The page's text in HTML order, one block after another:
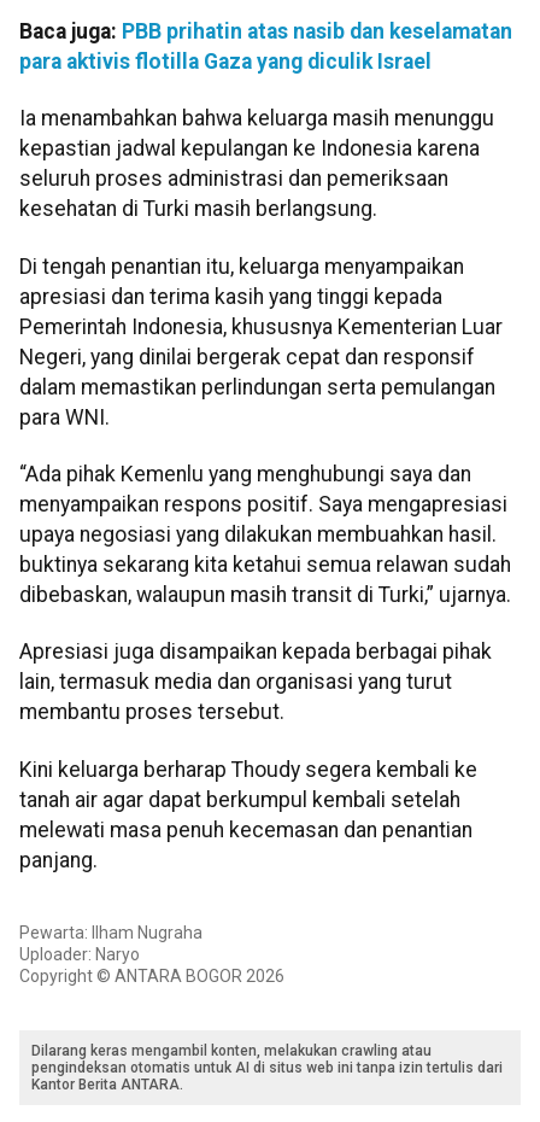
Baca juga: PBB prihatin atas nasib dan keselamatan
para aktivis flotilla Gaza yang diculik Israel
Ia menambahkan bahwa keluarga masih menunggu
kepastian jadwal kepulangan ke Indonesia karena
seluruh proses administrasi dan pemeriksaan
kesehatan di Turki masih berlangsung.
Di tengah penantian itu, keluarga menyampaikan
apresiasi dan terima kasih yang tinggi kepada
Pemerintah Indonesia, khususnya Kementerian Luar
Negeri, yang dinilai bergerak cepat dan responsif
dalam memastikan perlindungan serta pemulangan
para WNI.
“Ada pihak Kemenlu yang menghubungi saya dan
menyampaikan respons positif. Saya mengapresiasi
upaya negosiasi yang dilakukan membuahkan hasil.
buktinya sekarang kita ketahui semua relawan sudah
dibebaskan, walaupun masih transit di Turki,” ujarnya.
Apresiasi juga disampaikan kepada berbagai pihak
lain, termasuk media dan organisasi yang turut
membantu proses tersebut.
Kini keluarga berharap Thoudy segera kembali ke
tanah air agar dapat berkumpul kembali setelah
melewati masa penuh kecemasan dan penantian
panjang.
Pewarta: Ilham Nugraha
Uploader: Naryo
Copyright © ANTARA BOGOR 2026
Dilarang keras mengambil konten, melakukan crawling atau
pengindeksan otomatis untuk AI di situs web ini tanpa izin tertulis dari
Kantor Berita ANTARA.